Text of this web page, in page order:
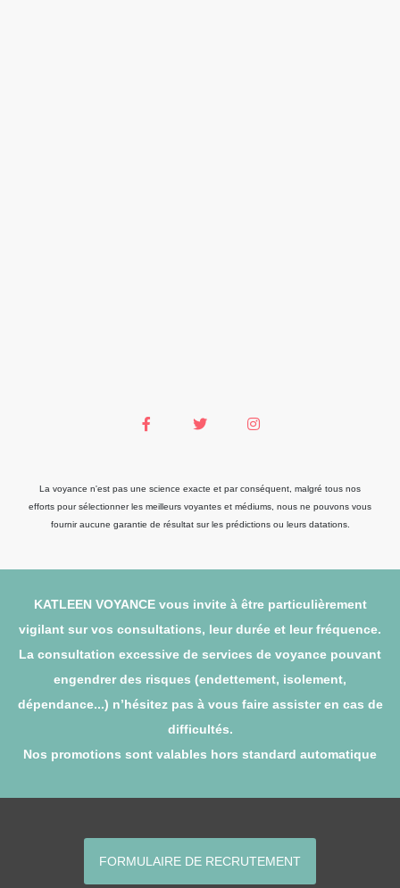
La voyance n'est pas une science exacte et par conséquent, malgré tous nos
efforts pour sélectionner les meilleurs voyantes et médiums, nous ne pouvons vous
fournir aucune garantie de résultat sur les prédictions ou leurs datations.
KATLEEN VOYANCE vous invite à être particulièrement
vigilant sur vos consultations, leur durée et leur fréquence.
La consultation excessive de services de voyance pouvant
engendrer des risques (endettement, isolement,
dépendance...) n’hésitez pas à vous faire assister en cas de
difficultés.
Nos promotions sont valables hors standard automatique
FORMULAIRE DE RECRUTEMENT